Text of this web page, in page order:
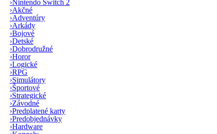
›Nintendo Switch 2
›Akčné
›Adventúry
›Arkády
›Bojové
›Detské
›Dobrodružné
›Horor
›Logické
›RPG
›Simulátory
›Športové
›Strategické
›Závodné
›Predplatené karty
›Predobjednávky
›Hardware